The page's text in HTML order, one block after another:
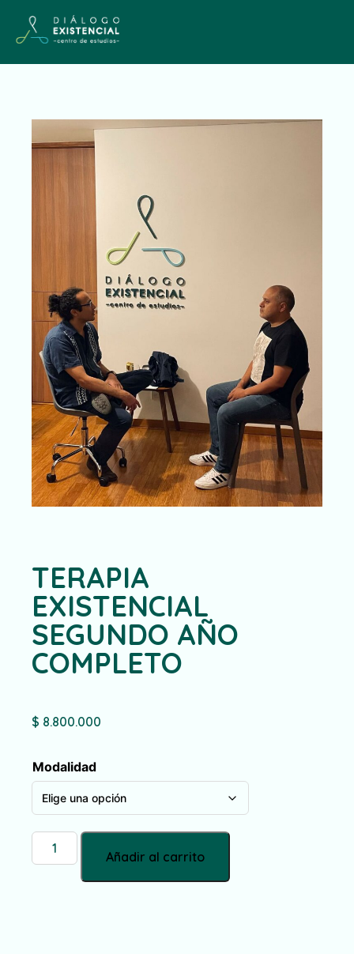
TERAPIA
EXISTENCIAL
SEGUNDO AÑO
COMPLETO
$ 8.800.000
Modalidad
Añadir al carrito